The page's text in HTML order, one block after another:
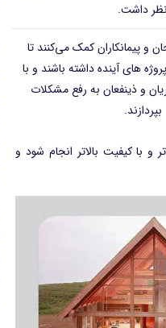
نظر داشت.
و پیمانکاران کمک می‌کنند تا
های آینده داشته باشند و با
و ذینفعان به رفع مشکلات
بپردازند.
با کیفیت بالاتر انجام شود و